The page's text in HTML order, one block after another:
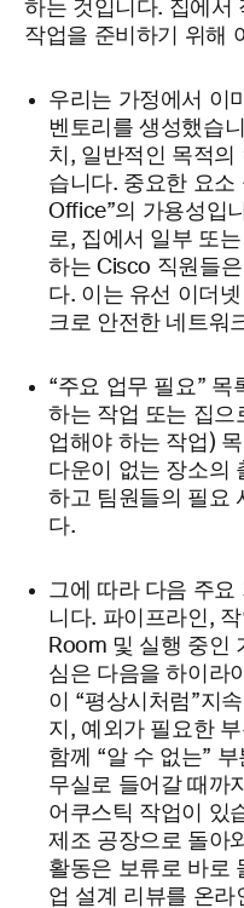
하는 것입니다. 집에서
작업을 준비하기 위해
우리는 가정에서 이
벤토리를 생성했습
치, 일반적인 목적의
습니다. 중요한 요소
Office”의 가용성입
로, 집에서 일부 또
하는 Cisco 직원들
다. 이는 유선 이더
크로 안전한 네트워
“주요 업무 필요”
하는 작업 또는 집으
업해야 하는 작업)
다운이 없는 장소의
하고 팀원들의 필요
다.
그에 따라 다음 주
니다. 파이프라인,
Room 및 실행 중인
심은 다음을 하이라
이 “평상시처럼”지
지, 예외가 필요한
함께 “알 수 없는”
무실로 들어갈 때까
어쿠스틱 작업이 있
제조 공장으로 돌아
활동은 보류로 바로
업 설계 리뷰를 온라